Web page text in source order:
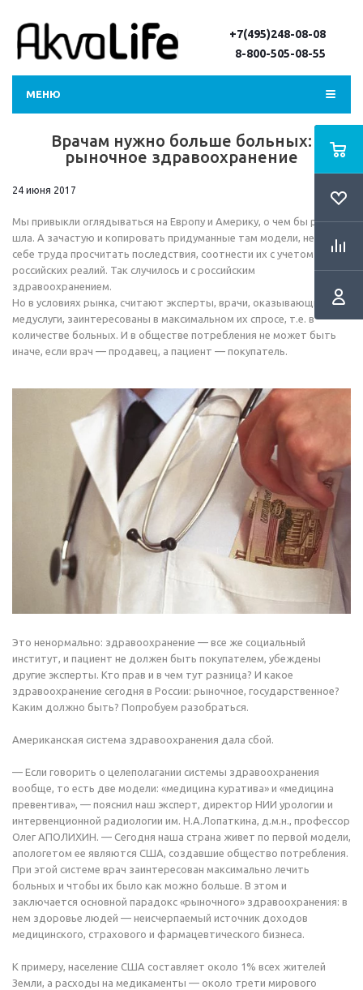
+7(495)248-08-08
8-800-505-08-55
МЕНЮ
Врачам нужно больше больных:
рыночное здравоохранение
24 июня 2017
Мы привыкли оглядываться на Европу и Америку, о чем бы речь ни
шла. А зачастую и копировать придуманные там модели, не давая
себе труда просчитать последствия, соотнести их с учетом
российских реалий. Так случилось и с российским
здравоохранением.
Но в условиях рынка, считают эксперты, врачи, оказывающие
медуслуги, заинтересованы в максимальном их спросе, т.е. в
количестве больных. И в обществе потребления не может быть
иначе, если врач — продавец, а пациент — покупатель.
Это ненормально: здравоохранение — все же социальный
институт, и пациент не должен быть покупателем, убеждены
другие эксперты. Кто прав и в чем тут разница? И какое
здравоохранение сегодня в России: рыночное, государственное?
Каким должно быть? Попробуем разобраться.
Американская система здравоохранения дала сбой.
— Если говорить о целеполагании системы здравоохранения
вообще, то есть две модели: «медицина куратива» и «медицина
превентива», — пояснил наш эксперт, директор НИИ урологии и
интервенционной радиологии им. Н.А.Лопаткина, д.м.н., профессор
Олег АПОЛИХИН. — Сегодня наша страна живет по первой модели,
апологетом ее являются США, создавшие общество потребления.
При этой системе врач заинтересован максимально лечить
больных и чтобы их было как можно больше. В этом и
заключается основной парадокс «рыночного» здравоохранения: в
нем здоровье людей — неисчерпаемый источник доходов
медицинского, страхового и фармацевтического бизнеса.
К примеру, население США составляет около 1% всех жителей
Земли, а расходы на медикаменты — около трети мирового